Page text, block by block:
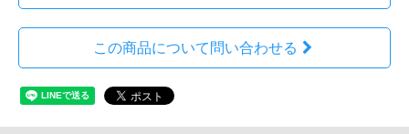
この商品について問い合わせる